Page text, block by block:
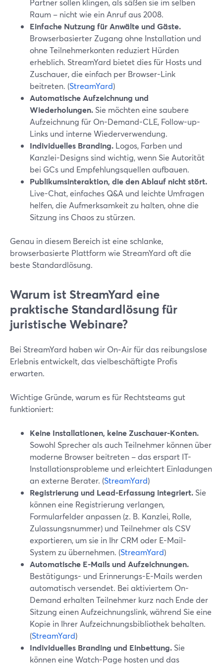
Partner sollen klingen, als säßen sie im selben
Raum – nicht wie ein Anruf aus 2008.
Einfache Nutzung für Anwälte und Gäste.
Browserbasierter Zugang ohne Installation und
ohne Teilnehmerkonten reduziert Hürden
erheblich. StreamYard bietet dies für Hosts und
Zuschauer, die einfach per Browser-Link
beitreten. (StreamYard)
Automatische Aufzeichnung und
Wiederholungen. Sie möchten eine saubere
Aufzeichnung für On-Demand-CLE, Follow-up-
Links und interne Wiederverwendung.
Individuelles Branding. Logos, Farben und
Kanzlei-Designs sind wichtig, wenn Sie Autorität
bei GCs und Empfehlungsquellen aufbauen.
Publikumsinteraktion, die den Ablauf nicht stört.
Live-Chat, einfaches Q&A und leichte Umfragen
helfen, die Aufmerksamkeit zu halten, ohne die
Sitzung ins Chaos zu stürzen.
Genau in diesem Bereich ist eine schlanke,
browserbasierte Plattform wie StreamYard oft die
beste Standardlösung.
Warum ist StreamYard eine
praktische Standardlösung für
juristische Webinare?
Bei StreamYard haben wir On‑Air für das reibungslose
Erlebnis entwickelt, das vielbeschäftigte Profis
erwarten.
Wichtige Gründe, warum es für Rechtsteams gut
funktioniert:
Keine Installationen, keine Zuschauer-Konten.
Sowohl Sprecher als auch Teilnehmer können über
moderne Browser beitreten – das erspart IT-
Installationsprobleme und erleichtert Einladungen
an externe Berater. (StreamYard)
Registrierung und Lead-Erfassung integriert. Sie
können eine Registrierung verlangen,
Formularfelder anpassen (z. B. Kanzlei, Rolle,
Zulassungsnummer) und Teilnehmer als CSV
exportieren, um sie in Ihr CRM oder E-Mail-
System zu übernehmen. (StreamYard)
Automatische E-Mails und Aufzeichnungen.
Bestätigungs- und Erinnerungs-E-Mails werden
automatisch versendet. Bei aktiviertem On-
Demand erhalten Teilnehmer kurz nach Ende der
Sitzung einen Aufzeichnungslink, während Sie eine
Kopie in Ihrer Aufzeichnungsbibliothek behalten.
(StreamYard)
Individuelles Branding und Einbettung. Sie
können eine Watch-Page hosten und das